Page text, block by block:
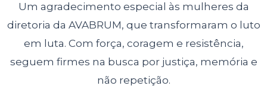
Um agradecimento especial às mulheres da
diretoria da AVABRUM, que transformaram o luto
em luta. Com força, coragem e resistência,
seguem firmes na busca por justiça, memória e
não repetição.